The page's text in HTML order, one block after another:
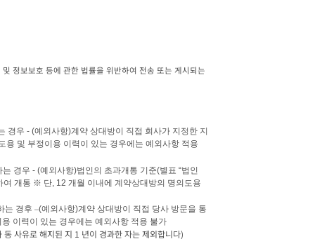
경우 - (예외사항)계약 상대방이 직접 회사가 지정한 지
용 및 부정이용 이력이 있는 경우에는 예외사항 적용
는 경우 - (예외사항)법인의 초과개통 기준(별표 “법인
여 개통 ※ 단, 12 개월 이내에 계약상대방의 명의도용
는 경후 –(예외사항)계약 상대방이 직접 당사 방문을 통
이력이 있는 경우에는 예외사항 적용 불가
사유로 해지된 지 1 년이 경과한 자는 제외합니다)